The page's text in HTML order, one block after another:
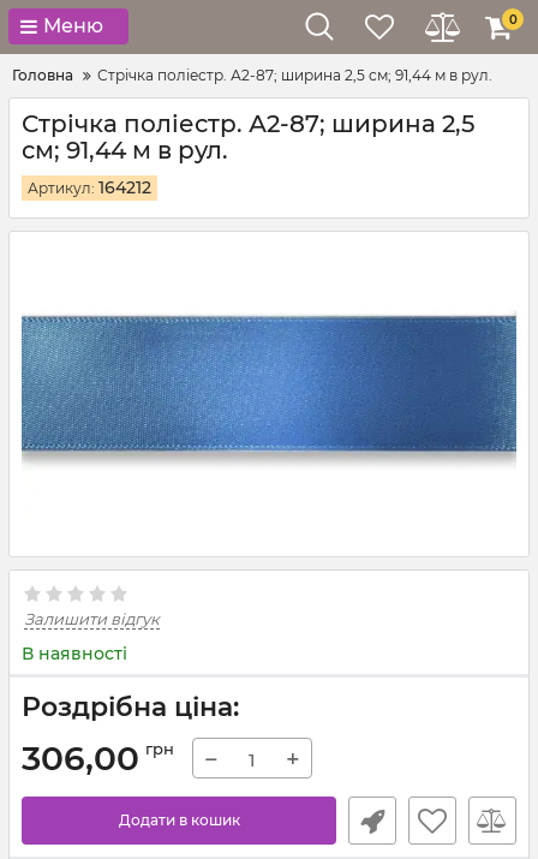
Меню 0
Головна Стрічка поліестр. А2-87; ширина 2,5 см; 91,44 м в рул.
Стрічка поліестр. А2-87; ширина 2,5
см; 91,44 м в рул.
Артикул: 164212
Залишити відгук
В наявності
Роздрібна ціна:
306,00 грн − +
Додати в кошик